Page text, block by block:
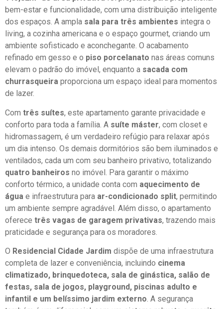
bem-estar e funcionalidade, com uma distribuição inteligente
dos espaços. A ampla sala para três ambientes integra o
living, a cozinha americana e o espaço gourmet, criando um
ambiente sofisticado e aconchegante. O acabamento
refinado em gesso e o piso porcelanato nas áreas comuns
elevam o padrão do imóvel, enquanto a sacada com
churrasqueira proporciona um espaço ideal para momentos
de lazer.
Com três suítes, este apartamento garante privacidade e
conforto para toda a família. A suíte máster, com closet e
hidromassagem, é um verdadeiro refúgio para relaxar após
um dia intenso. Os demais dormitórios são bem iluminados e
ventilados, cada um com seu banheiro privativo, totalizando
quatro banheiros no imóvel. Para garantir o máximo
conforto térmico, a unidade conta com aquecimento de
água e infraestrutura para ar-condicionado split, permitindo
um ambiente sempre agradável. Além disso, o apartamento
oferece três vagas de garagem privativas, trazendo mais
praticidade e segurança para os moradores.
O Residencial Cidade Jardim dispõe de uma infraestrutura
completa de lazer e conveniência, incluindo cinema
climatizado, brinquedoteca, sala de ginástica, salão de
festas, sala de jogos, playground, piscinas adulto e
infantil e um belíssimo jardim externo. A segurança